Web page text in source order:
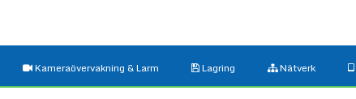
Kameraövervakning & Larm Lagring Nätverk